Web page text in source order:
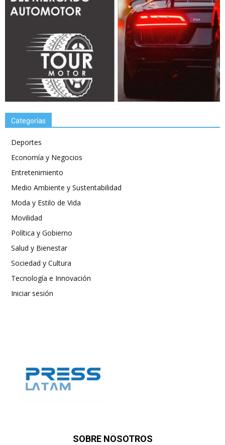
Categorías
Deportes
Economía y Negocios
Entretenimiento
Medio Ambiente y Sustentabilidad
Moda y Estilo de Vida
Movilidad
Política y Gobierno
Salud y Bienestar
Sociedad y Cultura
Tecnología e Innovación
Iniciar sesión
SOBRE NOSOTROS